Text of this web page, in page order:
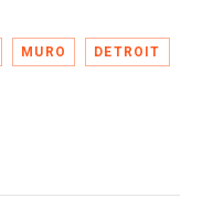
MURO DETROIT